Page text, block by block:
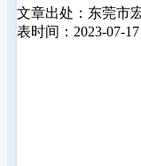
文章出处：东莞市
表时间：2023-07-17